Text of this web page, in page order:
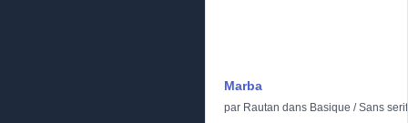
Marba
par Rautan dans Basique /Sans serif